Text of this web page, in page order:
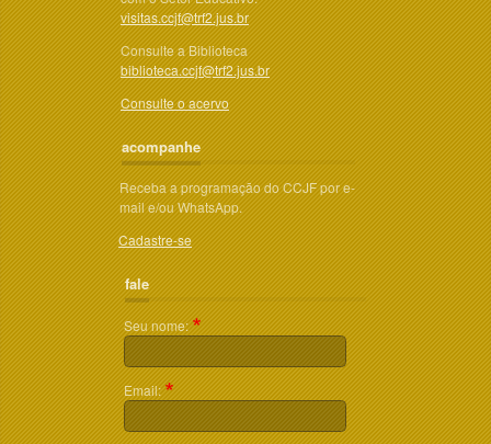
visitas.ccjf@trf2.jus.br
Consulte a Biblioteca
biblioteca.ccjf@trf2.jus.br
Consulte o acervo
acompanhe
Receba a programação do CCJF por e-
mail e/ou WhatsApp.
Cadastre-se
fale
Seu nome:
Email: